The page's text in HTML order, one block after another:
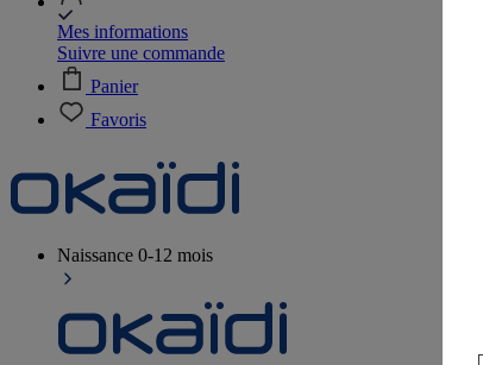
Mes informations
Suivre une commande
Panier
Favoris
Naissance 0-12 mois